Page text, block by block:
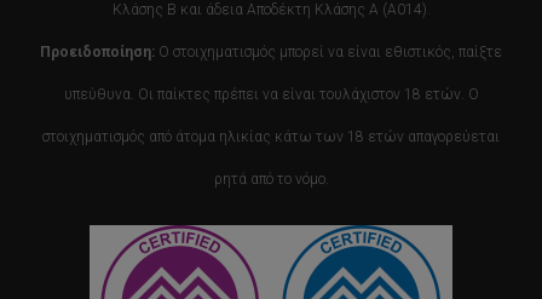
Κλάσης Β και άδεια Αποδέκτη Κλάσης Α (Α014).
Προειδοποίηση: Ο στοιχηματισμός μπορεί να είναι εθιστικός, παίξτε
υπεύθυνα. Οι παίκτες πρέπει να είναι τουλάχιστον 18 ετών. Ο
στοιχηματισμός από άτομα ηλικίας κάτω των 18 ετών απαγορεύεται
ρητά από το νόμο.